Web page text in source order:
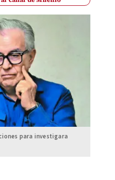
para investigara